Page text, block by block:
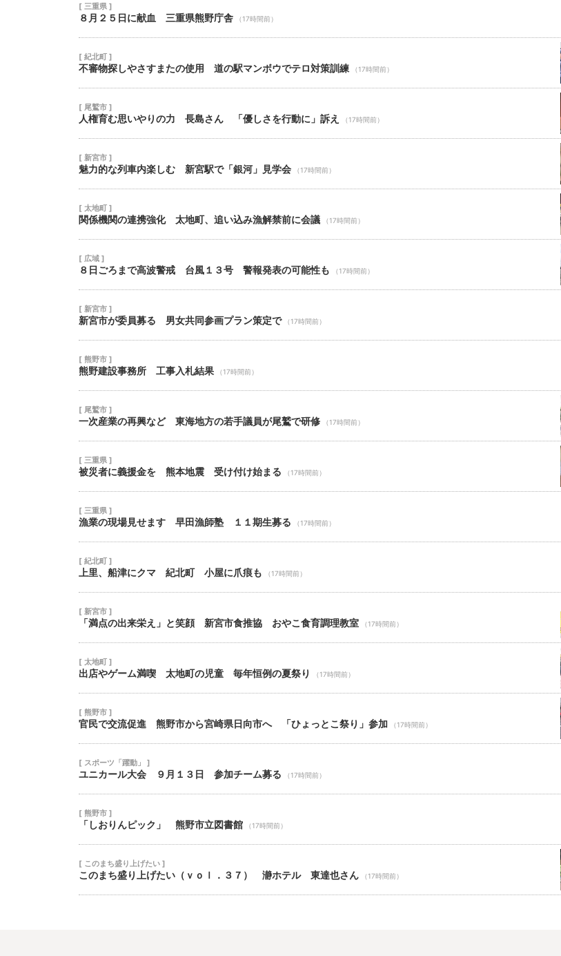
[ 三重県 ]
８月２５日に献血 三重県熊野庁舎 （17時間前）
[ 紀北町 ]
不審物探しやさすまたの使用 道の駅マンボウでテロ対策訓練 （17時間前）
[ 尾鷲市 ]
人権育む思いやりの力 長島さん 「優しさを行動に」訴え （17時間前）
[ 新宮市 ]
魅力的な列車内楽しむ 新宮駅で「銀河」見学会 （17時間前）
[ 太地町 ]
関係機関の連携強化 太地町、追い込み漁解禁前に会議 （17時間前）
[ 広域 ]
８日ごろまで高波警戒 台風１３号 警報発表の可能性も （17時間前）
[ 新宮市 ]
新宮市が委員募る 男女共同参画プラン策定で （17時間前）
[ 熊野市 ]
熊野建設事務所 工事入札結果 （17時間前）
[ 尾鷲市 ]
一次産業の再興など 東海地方の若手議員が尾鷲で研修 （17時間前）
[ 三重県 ]
被災者に義援金を 熊本地震 受け付け始まる （17時間前）
[ 三重県 ]
漁業の現場見せます 早田漁師塾 １１期生募る （17時間前）
[ 紀北町 ]
上里、船津にクマ 紀北町 小屋に爪痕も （17時間前）
[ 新宮市 ]
「満点の出来栄え」と笑顔 新宮市食推協 おやこ食育調理教室 （17時間前）
[ 太地町 ]
出店やゲーム満喫 太地町の児童 毎年恒例の夏祭り （17時間前）
[ 熊野市 ]
官民で交流促進 熊野市から宮崎県日向市へ 「ひょっとこ祭り」参加 （17時間前）
[ スポーツ「躍動」 ]
ユニカール大会 ９月１３日 参加チーム募る （17時間前）
[ 熊野市 ]
「しおりんピック」 熊野市立図書館 （17時間前）
[ このまち盛り上げたい ]
このまち盛り上げたい（ｖｏｌ．３７） 瀞ホテル 東達也さん （17時間前）